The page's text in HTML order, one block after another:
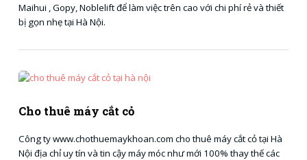
Maihui , Gopy, Noblelift để làm việc trên cao với chi phí rẻ và thiết
bị gọn nhẹ tại Hà Nội.
Cho thuê máy cắt cỏ
Công ty www.chothuemaykhoan.com cho thuê máy cắt cỏ tại Hà
Nội địa chỉ uy tín và tin cậy máy móc như mới 100% thay thế các